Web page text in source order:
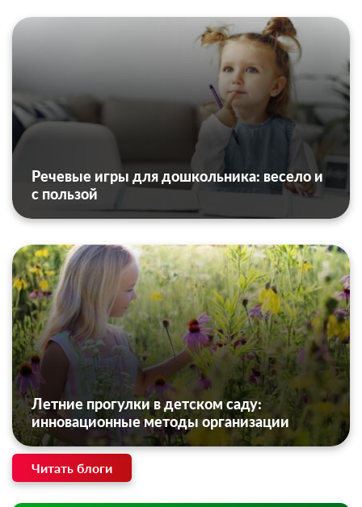
Речевые игры для дошкольника: весело и
с пользой
Летние прогулки в детском саду:
инновационные методы организации
Читать блоги